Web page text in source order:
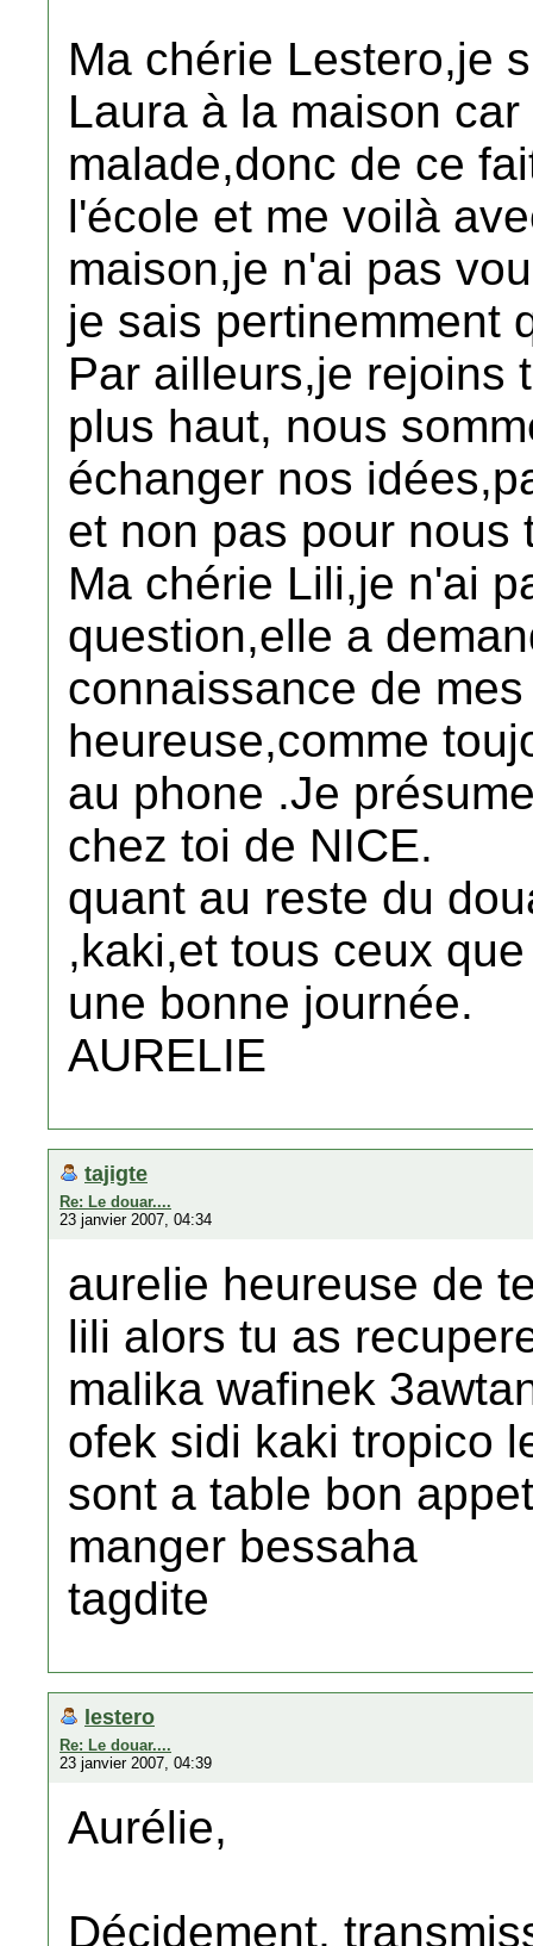
Ma chérie Lestero,je
Laura à la maison
malade,donc de ce
l'école et me voilà
maison,je n'ai pas
je sais pertinemment
Par ailleurs,je rejoins
plus haut, nous
échanger nos
et non pas pour nous
Ma chérie Lili,je n'ai
question,elle a
connaissance de
heureuse,comme
au phone .Je
chez toi de NICE.
quant au reste du
,kaki,et tous ceux
une bonne journée.
AURELIE
tajigte
Re: Le douar....
23 janvier 2007, 04:34
aurelie heureuse de
lili alors tu as
malika wafinek
ofek sidi kaki tropico
sont a table bon
manger bessaha
tagdite
lestero
Re: Le douar....
23 janvier 2007, 04:39
Aurélie,
Décidement,